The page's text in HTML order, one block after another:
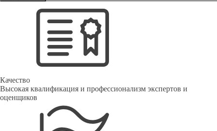
Качество
Высокая квалификация и профессионализм экспертов и
оценщиков